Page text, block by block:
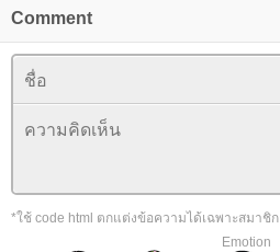
Comment
*ใช้ code html ตกแต่งข้อความได้เฉพาะสมาชิก
Emotion